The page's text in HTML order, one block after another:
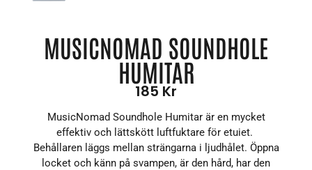
MUSICNOMAD SOUNDHOLE
HUMITAR
185 Kr
MusicNomad Soundhole Humitar är en mycket
effektiv och lättskött luftfuktare för etuiet.
Behållaren läggs mellan strängarna i ljudhålet. Öppna
locket och känn på svampen, är den hård, har den